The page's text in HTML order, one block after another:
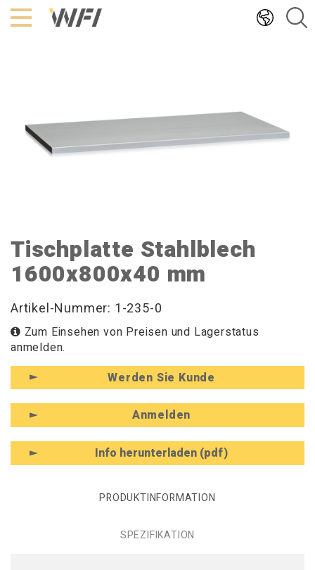
Hoppa
till
Tischplatte Stahlblech
1600x800x40 mm
Artikel-Nummer: 1-235-0
Zum Einsehen von Preisen und Lagerstatus
anmelden.
Werden Sie Kunde
Anmelden
Info herunterladen (pdf)
PRODUKTINFORMATION
SPEZIFIKATION